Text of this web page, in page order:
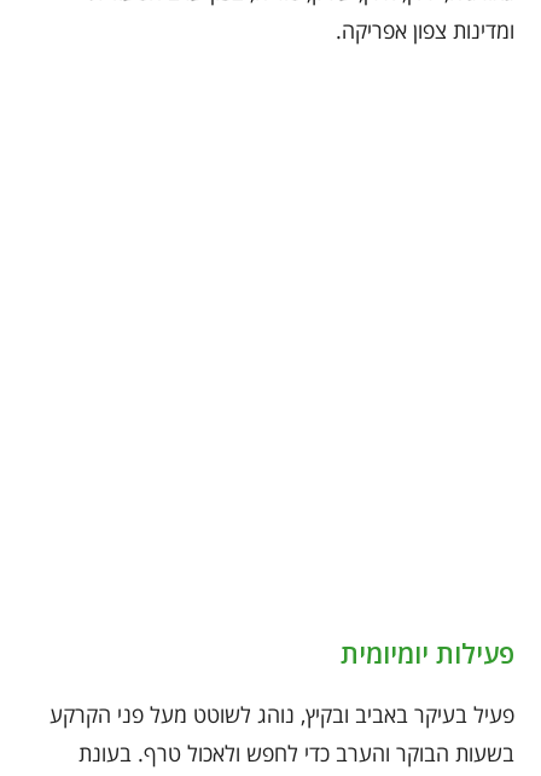
ומדינות צפון אפריקה.
פעילות יומיומית
פעיל בעיקר באביב ובקיץ, נוהג לשוטט מעל פני הקרקע
בשעות הבוקר והערב כדי לחפש ולאכול טרף. בעונת